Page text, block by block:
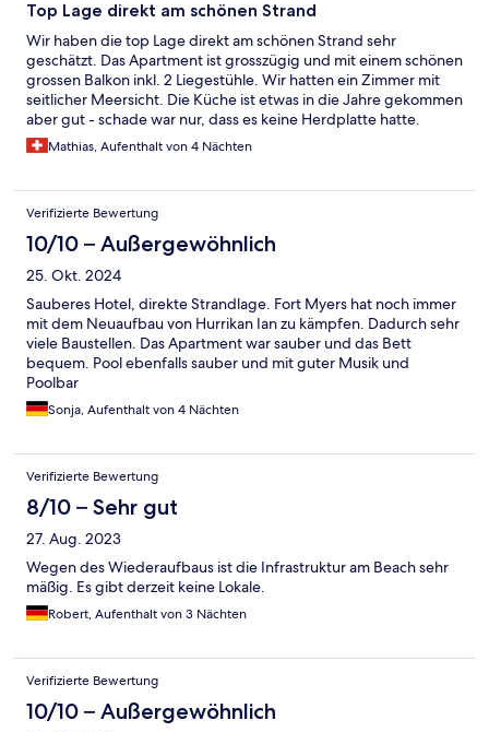
Top Lage direkt am schönen Strand
Wir haben die top Lage direkt am schönen Strand sehr
geschätzt. Das Apartment ist grosszügig und mit einem schönen
grossen Balkon inkl. 2 Liegestühle. Wir hatten ein Zimmer mit
seitlicher Meersicht. Die Küche ist etwas in die Jahre gekommen
aber gut - schade war nur, dass es keine Herdplatte hatte.
Overall können wir die Unterkunft sehr empfehlen.
Mathias, Aufenthalt von 4 Nächten
Verifizierte Bewertung
10/10 – Außergewöhnlich
25. Okt. 2024
Sauberes Hotel, direkte Strandlage. Fort Myers hat noch immer
mit dem Neuaufbau von Hurrikan Ian zu kämpfen. Dadurch sehr
viele Baustellen. Das Apartment war sauber und das Bett
bequem. Pool ebenfalls sauber und mit guter Musik und
Poolbar
Sonja, Aufenthalt von 4 Nächten
Verifizierte Bewertung
8/10 – Sehr gut
27. Aug. 2023
Wegen des Wiederaufbaus ist die Infrastruktur am Beach sehr
mäßig. Es gibt derzeit keine Lokale.
Robert, Aufenthalt von 3 Nächten
Verifizierte Bewertung
10/10 – Außergewöhnlich